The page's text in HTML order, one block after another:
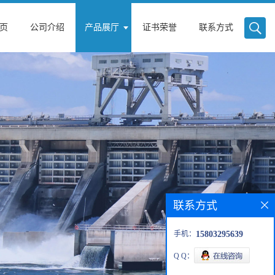
公司介绍 产品展厅 证书荣誉 联系方式
联系方式
手机： 15803295639
Q Q：